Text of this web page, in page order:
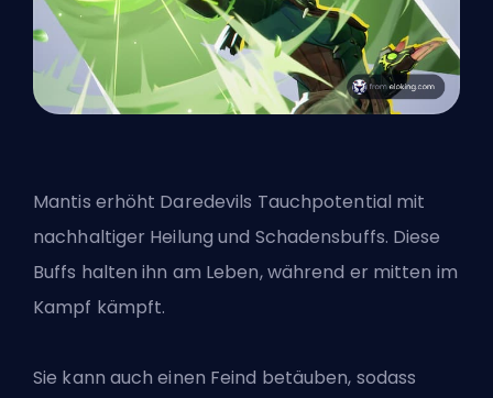
Mantis erhöht Daredevils Tauchpotential mit
nachhaltiger Heilung und Schadensbuffs. Diese
Buffs halten ihn am Leben, während er mitten im
Kampf kämpft.
Sie kann auch einen Feind betäuben, sodass